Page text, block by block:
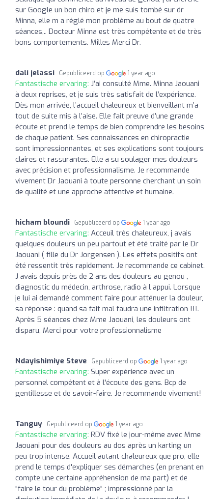
sur Google un bon chiro et je me suis tombé sur dr
Minna, elle m a réglé mon problème au bout de quatre
séances,.. Docteur Minna est très compétente et de très
bons comportements. Milles Merci Dr.
dali jelassi Gepubliceerd op 1 year ago
Fantastische ervaring: J’ai consulté Mme. Minna Jaouani
à deux reprises, et je suis très satisfait de l’expérience.
Dès mon arrivée, l’accueil chaleureux et bienveillant m’a
tout de suite mis à l’aise. Elle fait preuve d’une grande
écoute et prend le temps de bien comprendre les besoins
de chaque patient. Ses connaissances en chiropractie
sont impressionnantes, et ses explications sont toujours
claires et rassurantes. Elle a su soulager mes douleurs
avec précision et professionnalisme. Je recommande
vivement Dr Jaouani à toute personne cherchant un soin
de qualité et une approche attentive et humaine.
hicham bloundi Gepubliceerd op 1 year ago
Fantastische ervaring: Acceuil très chaleureux, j avais
quelques douleurs un peu partout et été traité par le Dr
Jaouani ( fille du Dr Jorgensen ). Les effets positifs ont
été ressentit très rapidement. Je recommande ce cabinet.
J avais depuis près de 2 ans des douleurs au genou ,
diagnostic du médecin, arthrose, radio à l appui. Lorsque
je lui ai demandé comment faire pour atténuer la douleur,
sa réponse : quand sa fait mal faudra une infiltration !!!.
Après 5 séances chez Mme Jaouani, les douleurs ont
disparu, Merci pour votre professionnalisme
Ndayishimiye Steve Gepubliceerd op 1 year ago
Fantastische ervaring: Super expérience avec un
personnel compétent et à l'écoute des gens. Bcp de
gentillesse et de savoir-faire. Je recommande vivement!
Tanguy Gepubliceerd op 1 year ago
Fantastische ervaring: RDV fixé le jour-même avec Mme
Jaouani pour des douleurs au dos après un karting un
peu trop intense. Accueil autant chaleureux que pro, elle
prend le temps d'expliquer ses démarches (en prenant en
compte une certaine appréhension de ma part) et de
"faire le tour du problème" ; impressionné par la